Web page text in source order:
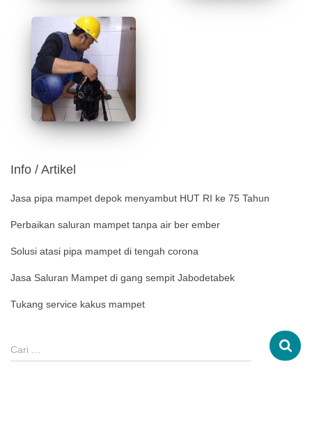
Info / Artikel
Jasa pipa mampet depok menyambut HUT RI ke 75 Tahun
Perbaikan saluran mampet tanpa air ber ember
Solusi atasi pipa mampet di tengah corona
Jasa Saluran Mampet di gang sempit Jabodetabek
Tukang service kakus mampet
Cari …